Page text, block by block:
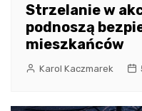
Strzelanie w
podnoszą
mieszkańców
Karol Kaczmarek